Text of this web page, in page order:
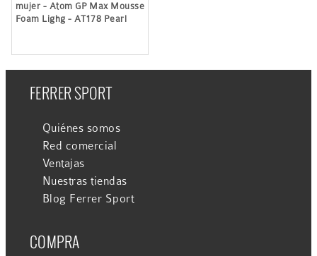
mujer - Atom GP Max Mousse
Foam Lighg - AT178 Pearl
FERRER SPORT
Quiénes somos
Red comercial
Ventajas
Nuestras tiendas
Blog Ferrer Sport
COMPRA